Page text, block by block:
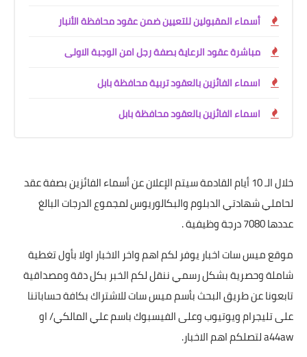
أسماء المقبولين للتعيين ضمن عقود محافظة الأنبار
مباشرة عقود الرعاية بصفة رجل امن الوجبة الاولى
اسماء الفائزين بالعقود تربية محافظة بابل
اسماء الفائزين بالعقود محافظة بابل
خلال الـ 10 أيام القادمة سيتم الإعلان عن أسماء الفائزين بصفة عقد
لحاملي شهادتي الدبلوم والبكالوريوس لمجموع الدرجات البالغ
عددها 7080 درجة وظيفية .
موقع ميس سات اخبار يوفر لكم اهم واخر الاخبار اولا بأول تغطية
شاملة وحصرية بشكل رسمي ننقل لكم الخبر بكل دقة ومصداقية
تابعونا عن طريق البحث بأسم ميس سات للاشتراك بكافة حساباتنا
على تليجرام ويوتيوب وعلى الفيسبوك باسم علي المالكي/ او
a44aw لتصلكم اهم الاخبار.